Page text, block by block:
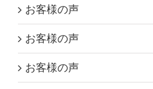
お客様の声
お客様の声
お客様の声